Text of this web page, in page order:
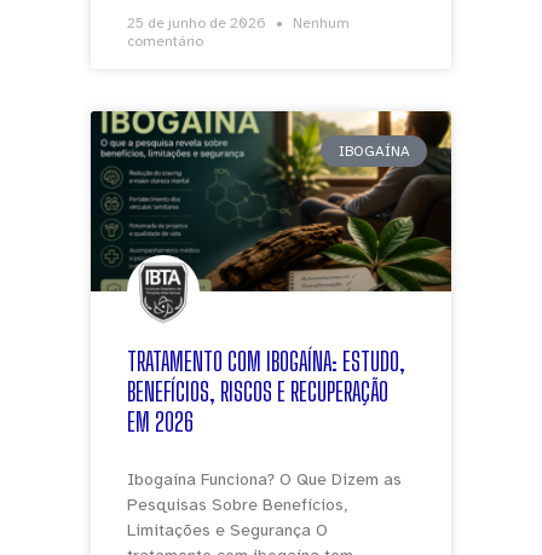
25 de junho de 2026
Nenhum
comentário
IBOGAÍNA
TRATAMENTO COM IBOGAÍNA: ESTUDO,
BENEFÍCIOS, RISCOS E RECUPERAÇÃO
EM 2026
Ibogaína Funciona? O Que Dizem as
Pesquisas Sobre Benefícios,
Limitações e Segurança O